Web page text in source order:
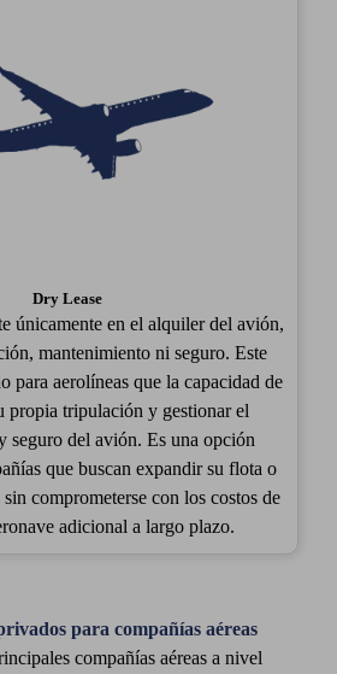
Dry Lease
únicamente en el alquiler del avión,
mantenimiento ni seguro. Este
para aerolíneas que la capacidad de
propia tripulación y gestionar el
seguro del avión. Es una opción
que buscan expandir su flota o
comprometerse con los costos de
adicional a largo plazo.
para compañías aéreas
compañías aéreas a nivel